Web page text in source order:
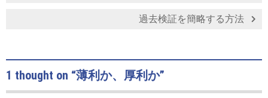
過去検証を簡略する方法
1 thought on “薄利か、厚利か”